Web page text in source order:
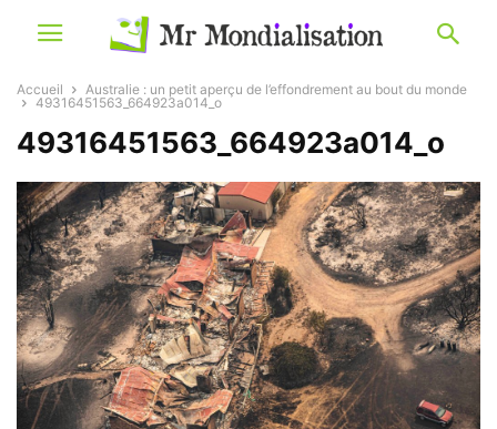
Accueil
Australie : un petit aperçu de l’effondrement au bout du monde
49316451563_664923a014_o
49316451563_664923a014_o